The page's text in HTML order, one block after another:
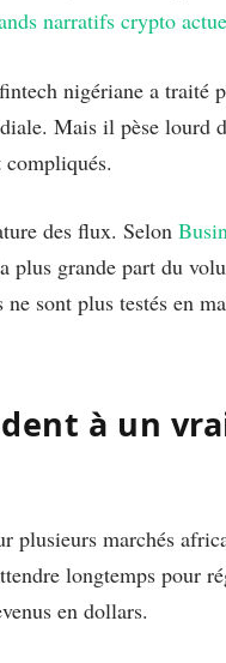
narratifs crypto
nigériane a traité
Mais il pèse lourd
des flux. Selon
plus grande part du
sont plus testés en
à un
plusieurs marchés
longtemps pour
en dollars.